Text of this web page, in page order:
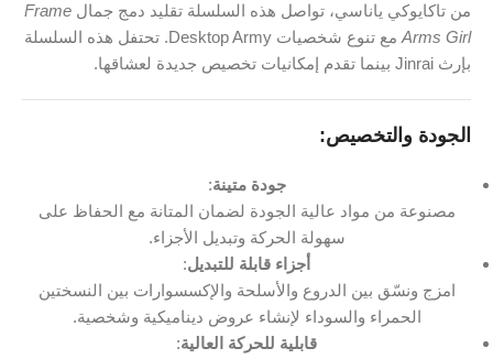
من تاكايوكي ياناسي، تواصل هذه السلسلة تقليد دمج جمال Frame
Arms Girl
مع تنوع شخصيات Desktop Army. تحتفل هذه السلسلة
بإرث Jinrai بينما تقدم إمكانيات تخصيص جديدة لعشاقها.
الجودة والتخصيص:
جودة متينة:
مصنوعة من مواد عالية الجودة لضمان المتانة مع الحفاظ على
سهولة الحركة وتبديل الأجزاء.
أجزاء قابلة للتبديل:
امزج ونسّق بين الدروع والأسلحة والإكسسوارات بين النسختين
الحمراء والسوداء لإنشاء عروض ديناميكية وشخصية.
قابلية للحركة العالية: